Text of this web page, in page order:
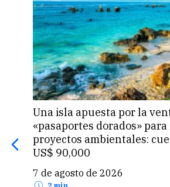
Una isla apuesta por la
«pasaportes dorados»
proyectos ambientales:
US$ 90,000
7 de agosto de 2026